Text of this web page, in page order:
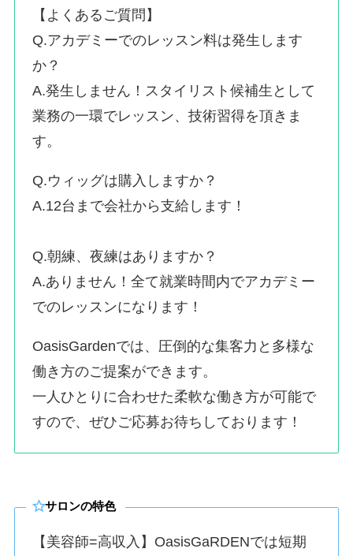
【よくあるご質問】
Q.アカデミーでのレッスン料は発生します
か？
A.発生しません！スタイリスト候補生として
業務の一環でレッスン、技術習得を頂きま
す。
Q.ウィッグは購入しますか？
A.12台まで会社から支給します！
Q.朝練、夜練はありますか？
A.ありません！全て就業時間内でアカデミー
でのレッスンになります！
OasisGardenでは、圧倒的な集客力と多様な
働き方のご提案ができます。
一人ひとりに合わせた柔軟な働き方が可能で
すので、ぜひご応募お待ちしております！
サロンの特色
【美容師=高収入】OasisGaRDENでは短期